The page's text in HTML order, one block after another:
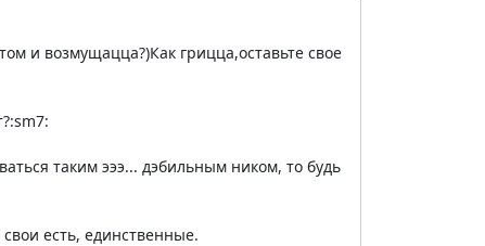
и возмущацца?)Как грицца,оставьте свое
таким эээ... дэбильным ником, то будь
есть, единственные.